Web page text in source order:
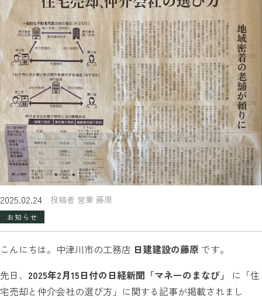
2025.02.24 投稿者 営業 藤原
お知らせ
こんにちは。中津川市の工務店 日建建設の藤原 です。
先日、 2025年2月15日付の日経新聞「マネーのまなび」
に「住
宅売却と仲介会社の選び方」に関する記事が掲載されまし